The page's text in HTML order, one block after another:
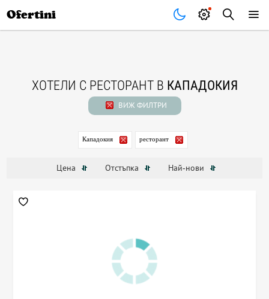
Ofertini
ХОТЕЛИ С РЕСТОРАНТ В КАПАДОКИЯ
ВИЖ ФИЛТРИ
Кападокия ресторант
Цена Отстъпка Най-нови